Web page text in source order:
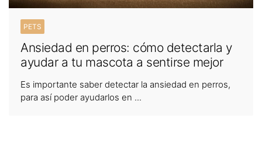
PETS
Ansiedad en perros: cómo detectarla y
ayudar a tu mascota a sentirse mejor
Es importante saber detectar la ansiedad en perros,
para así poder ayudarlos en ...